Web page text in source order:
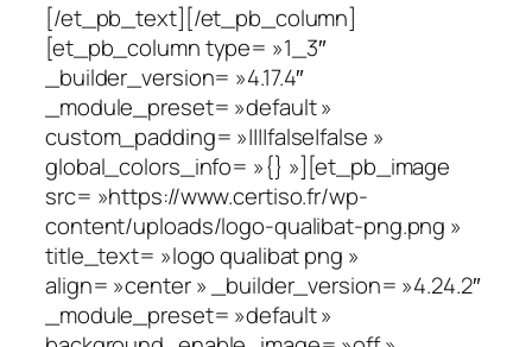
[/et_pb_text][/et_pb_column]
[et_pb_column type= »1_3″
_builder_version= »4.17.4″
_module_preset= »default »
custom_padding= »||||false|false »
global_colors_info= »{} »][et_pb_image
src= »https://www.certiso.fr/wp-
content/uploads/logo-qualibat-png.png »
title_text= »logo qualibat png »
align= »center » _builder_version= »4.24.2″
_module_preset= »default »